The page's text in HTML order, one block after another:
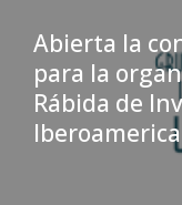
Abierta la
para la
Rábida de